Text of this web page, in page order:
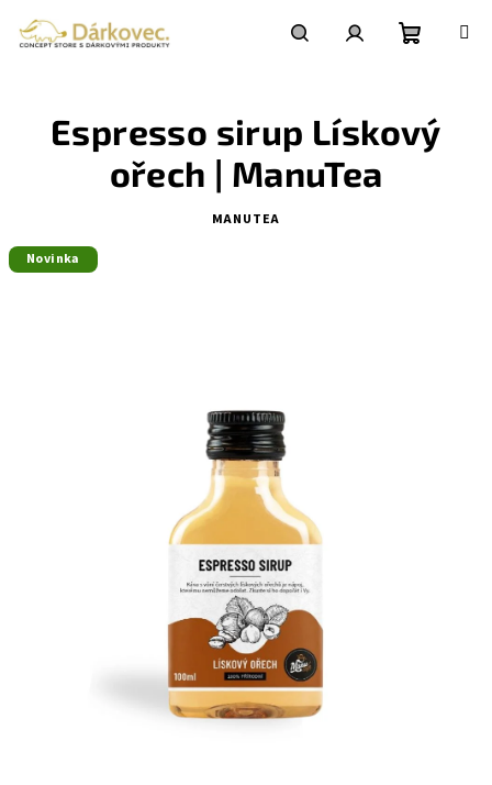
obsah
košík
Espresso sirup Lískový
ořech | ManuTea
MANUTEA
Novinka